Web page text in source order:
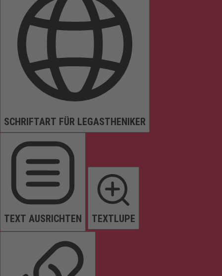
SCHRIFTART FÜR LEGASTHENIKER
TEXT AUSRICHTEN TEXTLUPE